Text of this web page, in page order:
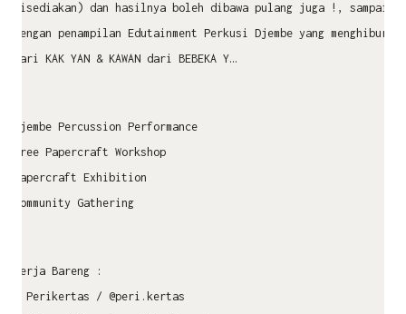
disediakan) dan hasilnya boleh dibawa pulang juga !, sampai
dengan penampilan Edutainment Perkusi Djembe yang menghibur
dari KAK YAN & KAWAN dari BEBEKA Y…
Djembe Percussion Performance
Free Papercraft Workshop
Papercraft Exhibition
Community Gathering
Kerja Bareng :
– Perikertas / @peri.kertas